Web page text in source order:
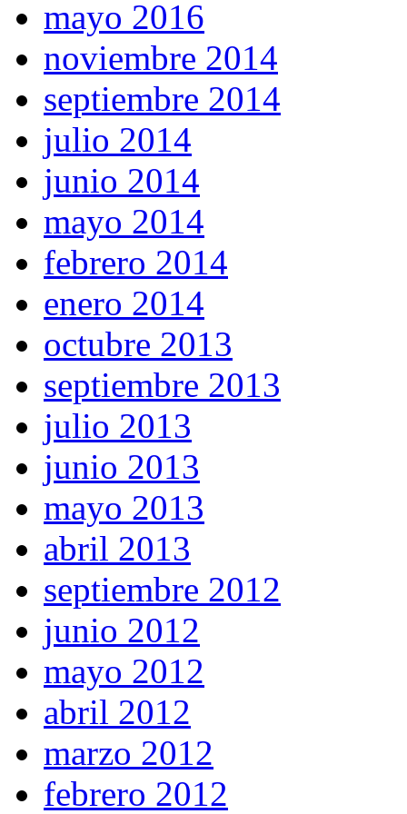
mayo 2016
noviembre 2014
septiembre 2014
julio 2014
junio 2014
mayo 2014
febrero 2014
enero 2014
octubre 2013
septiembre 2013
julio 2013
junio 2013
mayo 2013
abril 2013
septiembre 2012
junio 2012
mayo 2012
abril 2012
marzo 2012
febrero 2012